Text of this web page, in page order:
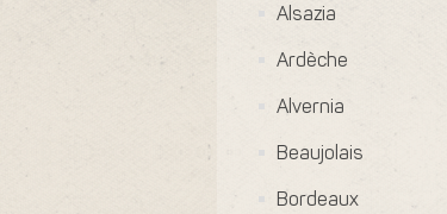
Alsazia
Ardèche
Alvernia
Beaujolais
Bordeaux